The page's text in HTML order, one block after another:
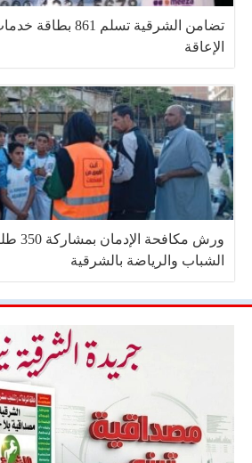
تضامن الشرقية تسلم
الإعاقة
ورش
الشباب والرياضة بالشرقية